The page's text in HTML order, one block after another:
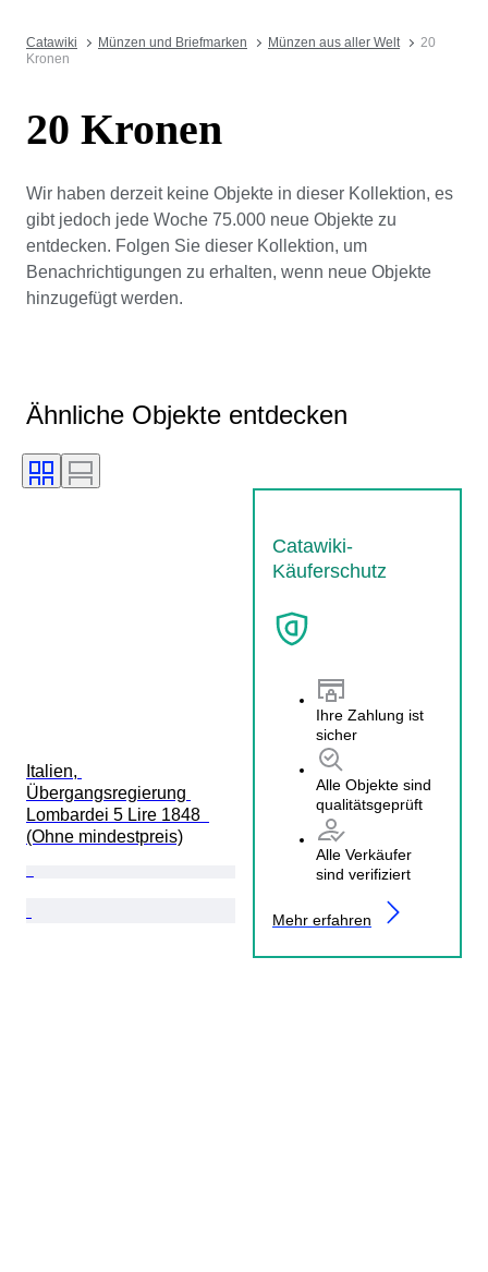
Catawiki Münzen und Briefmarken Münzen aus aller Welt
20
Kronen
20 Kronen
Wir haben derzeit keine Objekte in dieser Kollektion, es
gibt jedoch jede Woche 75.000 neue Objekte zu
entdecken. Folgen Sie dieser Kollektion, um
Benachrichtigungen zu erhalten, wenn neue Objekte
hinzugefügt werden.
Ähnliche Objekte entdecken
Catawiki-
Käuferschutz
Ihre Zahlung ist
sicher
Alle Objekte sind
qualitätsgeprüft
Alle Verkäufer
sind verifiziert
Mehr erfahren
Italien,
Übergangsregierung
Lombardei 5 Lire 1848
(Ohne mindestpreis)